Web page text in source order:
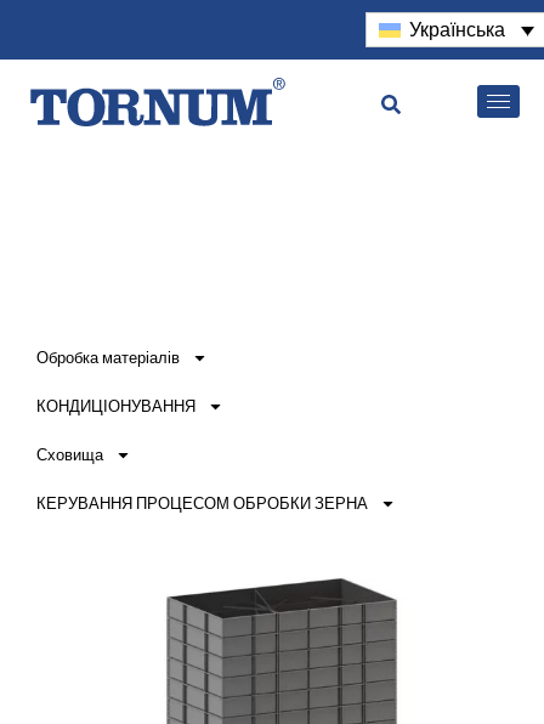
Українська
Обробка матеріалів
КОНДИЦІОНУВАННЯ
Сховища
КЕРУВАННЯ ПРОЦЕСОМ ОБРОБКИ ЗЕРНА